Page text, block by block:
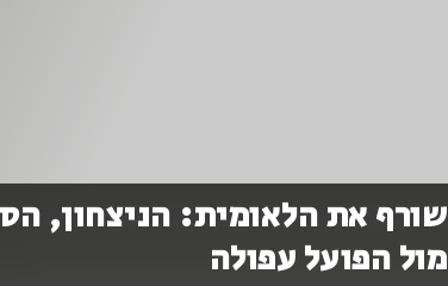
שורף את הלאומית: הניצחון,
מול הפועל עפולה